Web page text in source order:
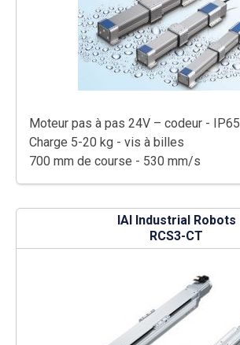
Moteur pas à pas 24V – codeur - IP65
Charge 5-20 kg - vis à billes
700 mm de course - 530 mm/s
IAI Industrial Robots
RCS3-CT